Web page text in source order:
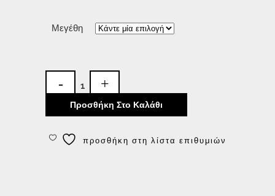
Μεγέθη
Προσθήκη Στο Καλάθι
προσθήκη στη λίστα επιθυμιών